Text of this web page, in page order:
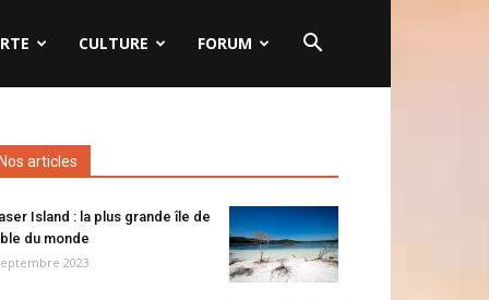
CULTURE FORUM
articles
Island : la plus grande île de
du monde
2023